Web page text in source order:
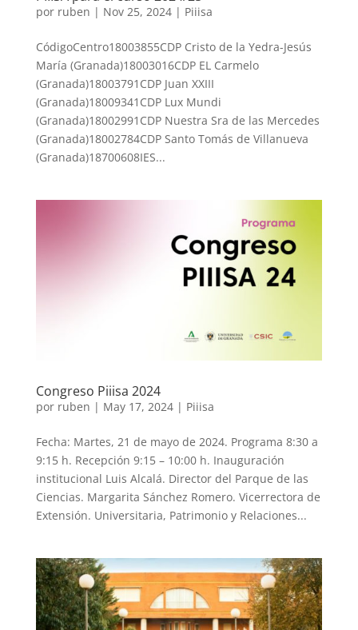
por ruben | Nov 25, 2024| Piiisa
CódigoCentro18003855CDP Cristo de la Yedra-Jesús
María (Granada)18003016CDP EL Carmelo
(Granada)18003791CDP Juan XXIII
(Granada)18009341CDP Lux Mundi
(Granada)18002991CDP Nuestra Sra de las Mercedes
(Granada)18002784CDP Santo Tomás de Villanueva
(Granada)18700608IES...
Congreso Piiisa 2024
por ruben | May 17, 2024| Piiisa
Fecha: Martes, 21 de mayo de 2024. Programa 8:30 a
9:15 h. Recepción 9:15 – 10:00 h. Inauguración
institucional Luis Alcalá. Director del Parque de las
Ciencias. Margarita Sánchez Romero. Vicerrectora de
Extensión. Universitaria, Patrimonio y Relaciones...